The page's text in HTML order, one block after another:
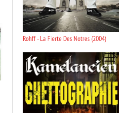
Rohff - La Fierte Des Notres (2004)